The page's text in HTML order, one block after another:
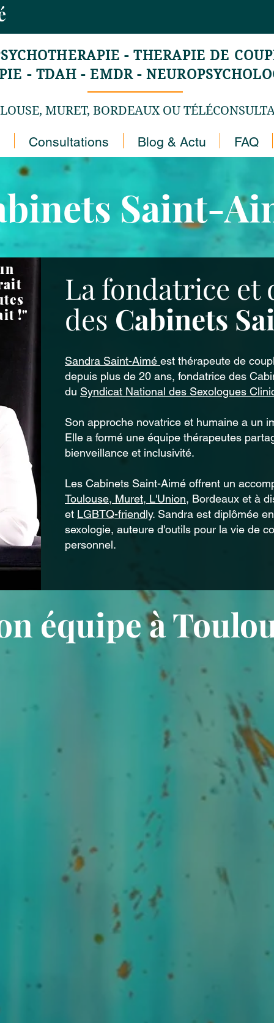
- THERAPIE DE
- TDAH - EMDR -
MURET, BORDEAUX OU
Consultations Blog & Actu FAQ
Saint-
!"
La fondatrice et
des Cabinets
Sandra Saint-Aimé est thérapeute de
depuis plus de 20 ans, fondatrice des
du Syndicat National des Sexologues
Son approche novatrice et humaine a un
Elle a formé une équipe thérapeutes
bienveillance et inclusivité.
Les Cabinets Saint-Aimé offrent un
Toulouse, Muret, L'Union, Bordeaux et à
et LGBTQ-friendly. Sandra est diplômée
sexologie, auteure d'outils pour la vie de
personnel.
équipe à